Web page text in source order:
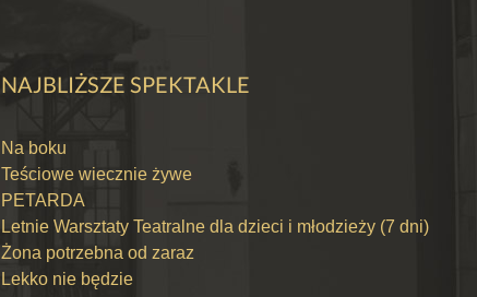
NAJBLIŻSZE SPEKTAKLE
Na boku
Teściowe wiecznie żywe
PETARDA
Letnie Warsztaty Teatralne dla dzieci i młodzieży (7 dni)
Żona potrzebna od zaraz
Lekko nie będzie